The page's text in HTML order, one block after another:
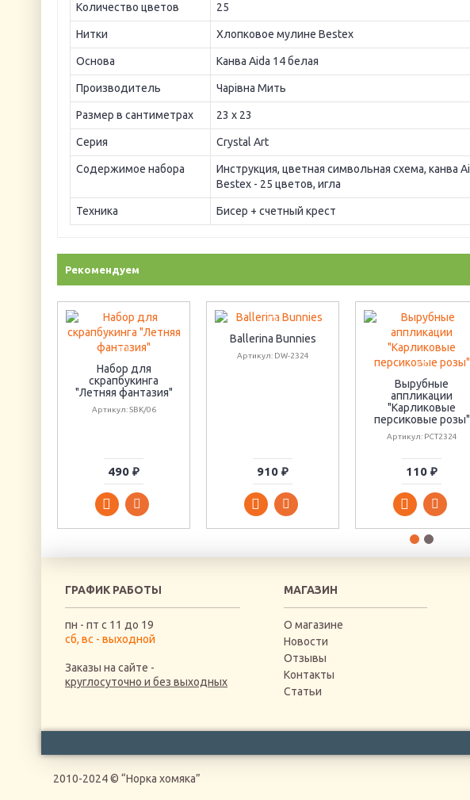
Количество цветов 25
Нитки Хлопковое мулине Bestex
Основа Канва Aida 14 белая
Производитель Чарiвна Мить
Размер в сантиметрах 23 х 23
Серия Crystal Art
Содержимое набора
Инструкция, цветная символьная схема, канва
Bestex - 25 цветов, игла
Техника Бисер + счетный крест
Рекомендуем
Набор для
скрапбукинга
"Летняя фантазия"
Артикул: SBK/06
490 ₽
Ballerina Bunnies
Артикул: DW-2324
910 ₽
Вырубные
аппликации
"Карликовые
персиковые розы"
Артикул: PCT2324
110 ₽
ГРАФИК РАБОТЫ
пн - пт с 11 до 19
сб, вс - выходной
Заказы на сайте -
круглосуточно и без выходных
МАГАЗИН
О магазине
Новости
Отзывы
Контакты
Статьи
2010-2024 © “Норка хомяка”